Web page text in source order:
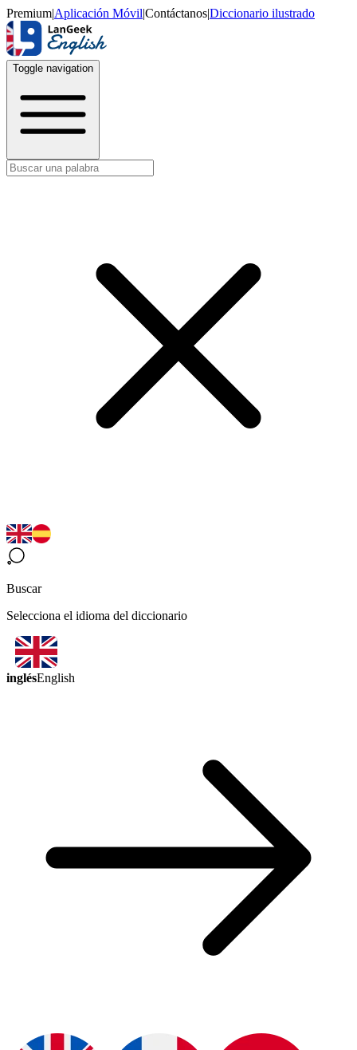
Premium|Aplicación Móvil|Contáctanos|Diccionario ilustrado
Toggle navigation
Buscar
Selecciona el idioma del diccionario
inglésEnglish